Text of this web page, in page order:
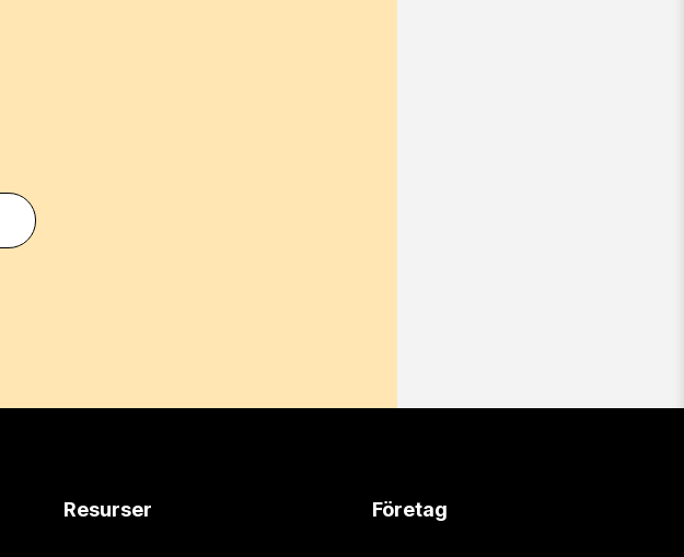
Resurser Företag